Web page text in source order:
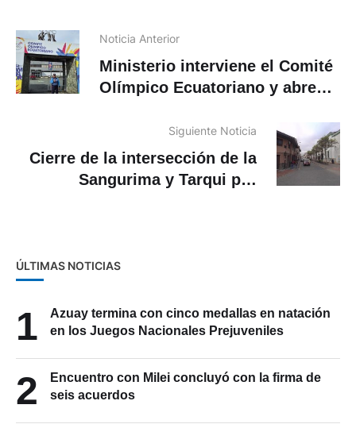
Noticia Anterior
Ministerio interviene el Comité
Olímpico Ecuatoriano y abre
institucionalSiguiente Noticia
Cierre de la intersección de la
Sangurima y Tarqui por
ÚLTIMAS NOTICIAS
1
Azuay termina con cinco medallas en natación
en los Juegos Nacionales Prejuveniles
2
Encuentro con Milei concluyó con la firma de
seis acuerdos